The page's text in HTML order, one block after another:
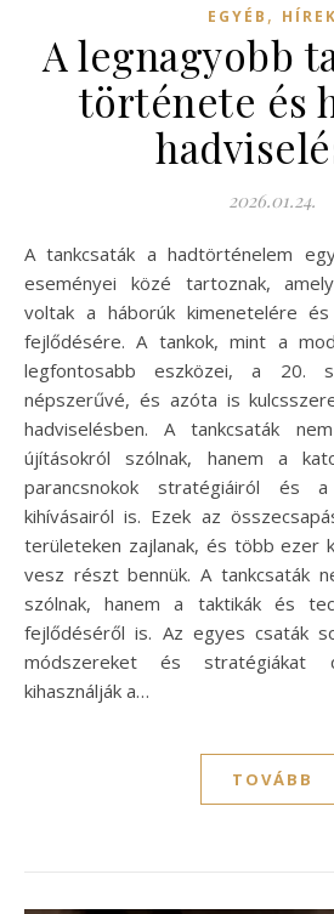
EGYÉB , HÍREK
A legnagyobb
története és
2026.01.24.
A tankcsaták a hadtörténelem egyik legmeghatározóbb
eseményei közé tartoznak,
voltak a háborúk kimenetelére
fejlődésére. A tankok, mint a
legfontosabb eszközei, a 20.
népszerűvé, és azóta is
hadviselésben. A tankcsaták
újításokról szólnak, hanem a
parancsnokok stratégiáiról és
kihívásairól is. Ezek az
területeken zajlanak, és több ezer
vesz részt bennük. A tankcsaták
szólnak, hanem a taktikák és
fejlődéséről is. Az egyes csaták
módszereket és stratégiákat
kihasználják a…
TOVÁBB